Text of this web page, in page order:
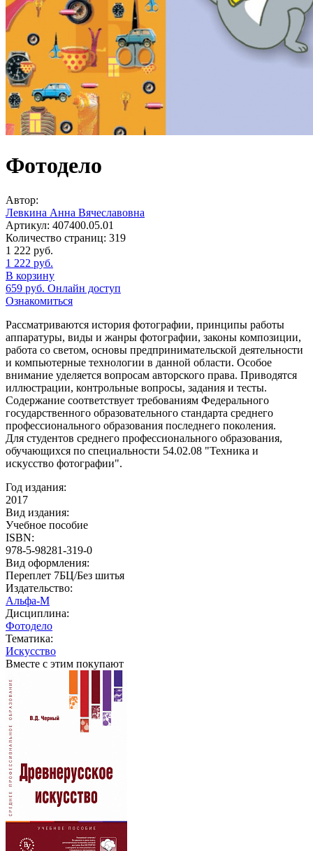
Фотодело
Автор:
Левкина Анна Вячеславовна
Артикул: 407400.05.01
Количество страниц: 319
1 222 руб.
1 222 руб.
В корзину
659 руб. Онлайн доступ
Ознакомиться
Рассматриваются история фотографии, принципы работы
аппаратуры, виды и жанры фотографии, законы композиции,
работа со светом, основы предпринимательской деятельности
и компьютерные технологии в данной области. Особое
внимание уделяется вопросам авторского права. Приводятся
иллюстрации, контрольные вопросы, задания и тесты.
Содержание соответствует требованиям Федерального
государственного образовательного стандарта среднего
профессионального образования последнего поколения.
Для студентов среднего профессионального образования,
обучающихся по специальности 54.02.08 "Техника и
искусство фотографии".
Год издания:
2017
Вид издания:
Учебное пособие
ISBN:
978-5-98281-319-0
Вид оформления:
Переплет 7БЦ/Без шитья
Издательство:
Альфа-М
Дисциплина:
Фотодело
Тематика:
Искусство
Вместе с этим покупают